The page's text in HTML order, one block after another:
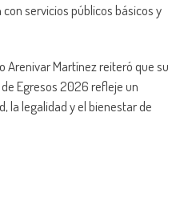
servicios públicos básicos y
Arenivar Martínez reiteró que su
Egresos 2026 refleje un
la legalidad y el bienestar de